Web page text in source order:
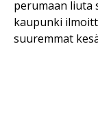
perumaan liuta
kaupunki
suuremmat